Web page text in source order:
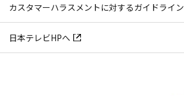
カスタマーハラスメントに対するガイドライン
日本テレビHPへ